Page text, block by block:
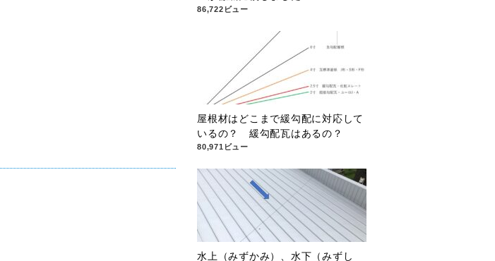
86,722ビュー
屋根材はどこまで緩勾配に対応して
いるの？ 緩勾配瓦はあるの？
80,971ビュー
水上（みずかみ）、水下（みずし